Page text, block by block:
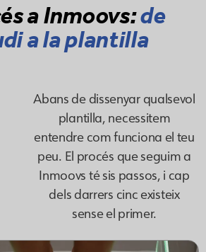
a Inmoovs:de
a la plantilla
Abans de dissenyar qualsevol
plantilla, necessitem
entendre com funciona el teu
peu. El procés que seguim a
Inmoovs té sis passos, i cap
dels darrers cinc existeix
sense el primer.